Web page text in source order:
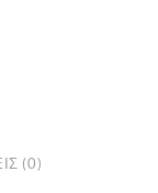
(0)